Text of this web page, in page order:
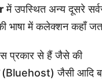
में उपस्थित अन्य दूसरे
भाषा में कलेक्शन कहाँ
प्रकार से हैं जैसे की
(Bluehost) जैसी आदि